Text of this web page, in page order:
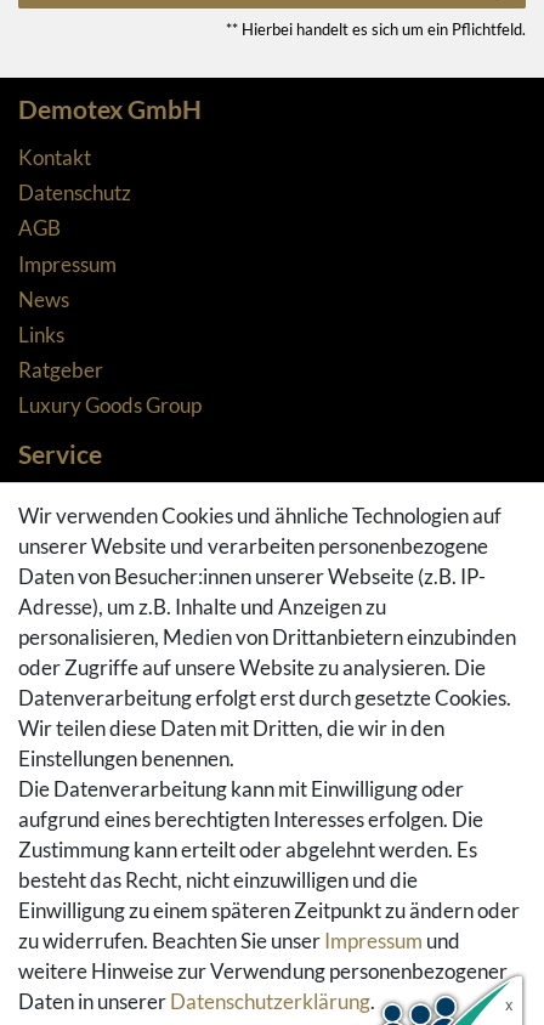
** Hierbei handelt es sich um ein Pflichtfeld.
Demotex GmbH
Kontakt
Datenschutz
AGB
Impressum
News
Links
Ratgeber
Luxury Goods Group
Service
Zahlungsarten
Versandarten & -kosten
Widerrufsrecht
Rückgaberecht
Vertrag widerrufen
Warenkorb
Hilfe
Social Media
Facebook
Instagram
Pinterest
Youtube
Houzz
Wir verwenden Cookies und ähnliche Technologien auf
unserer Website und verarbeiten personenbezogene
Daten von Besucher:innen unserer Webseite (z.B. IP-
Adresse), um z.B. Inhalte und Anzeigen zu
personalisieren, Medien von Drittanbietern einzubinden
oder Zugriffe auf unsere Website zu analysieren. Die
Datenverarbeitung erfolgt erst durch gesetzte Cookies.
Wir teilen diese Daten mit Dritten, die wir in den
Einstellungen benennen.
Die Datenverarbeitung kann mit Einwilligung oder
aufgrund eines berechtigten Interesses erfolgen. Die
Zustimmung kann erteilt oder abgelehnt werden. Es
besteht das Recht, nicht einzuwilligen und die
Einwilligung zu einem späteren Zeitpunkt zu ändern oder
zu widerrufen. Beachten Sie unserImpressum und
weitere Hinweise zur Verwendung personenbezogener
Daten in unsererDaten­schutz­erklärung.